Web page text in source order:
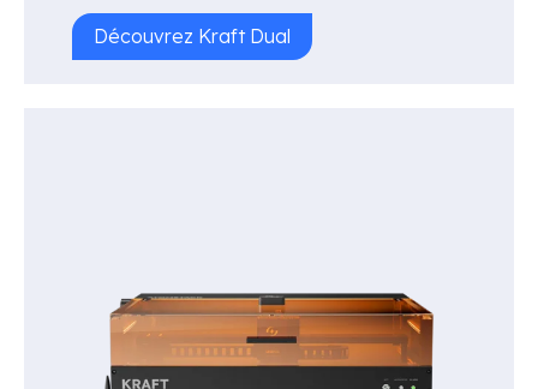
Découvrez Kraft Dual